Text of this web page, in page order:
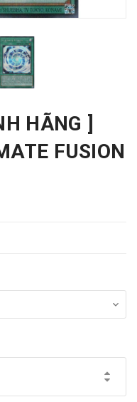
HÃNG ]
FUSION